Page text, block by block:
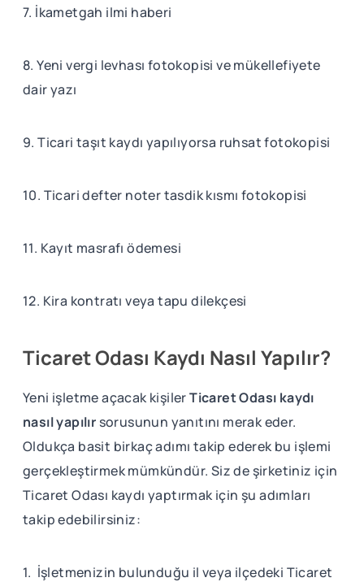
7. İkametgah ilmi haberi
8. Yeni vergi levhası fotokopisi ve mükellefiyete
dair yazı
9. Ticari taşıt kaydı yapılıyorsa ruhsat fotokopisi
10. Ticari defter noter tasdik kısmı fotokopisi
11. Kayıt masrafı ödemesi
12. Kira kontratı veya tapu dilekçesi
Ticaret Odası Kaydı Nasıl Yapılır?
Yeni işletme açacak kişilerTicaret Odası kaydı
nasıl yapılır sorusunun yanıtını merak eder.
Oldukça basit birkaç adımı takip ederek bu işlemi
gerçekleştirmek mümkündür. Siz de şirketiniz için
Ticaret Odası kaydı yaptırmak için şu adımları
takip edebilirsiniz:
1. İşletmenizin bulunduğu il veya ilçedeki Ticaret